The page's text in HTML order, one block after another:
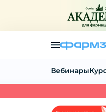
Вебинары